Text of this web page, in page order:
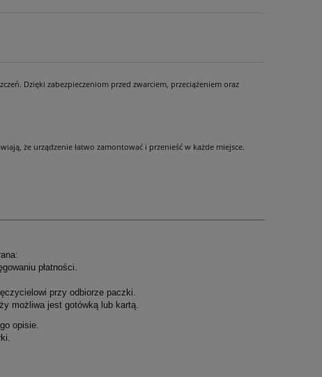
Dzięki zabezpieczeniom przed zwarciem, przeciążeniem oraz
że urządzenie łatwo zamontować i przenieść w każde miejsce.
płatności.
przy odbiorze paczki.
możliwa jest gotówką lub kartą.
opisie.